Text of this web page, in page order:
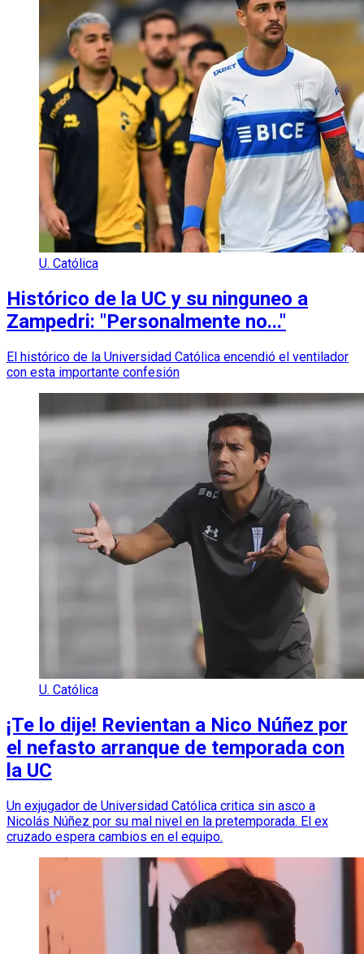
U. Católica
Histórico de la UC y su ninguneo a
Zampedri: "Personalmente no..."
El histórico de la Universidad Católica encendió el ventilador
con esta importante confesión
U. Católica
¡Te lo dije! Revientan a Nico Núñez por
el nefasto arranque de temporada con
la UC
Un exjugador de Universidad Católica critica sin asco a
Nicolás Núñez por su mal nivel en la pretemporada. El ex
cruzado espera cambios en el equipo.